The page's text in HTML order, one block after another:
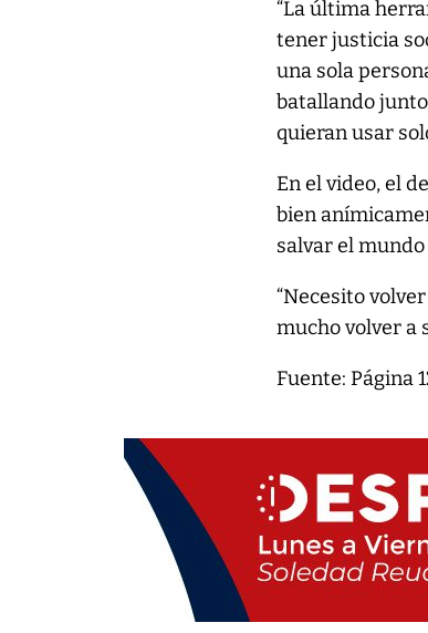
“La última
tener justicia
una sola
batallando
quieran usar
En el video, el
bien
salvar el
“Necesito
mucho volver a
Fuente: Página